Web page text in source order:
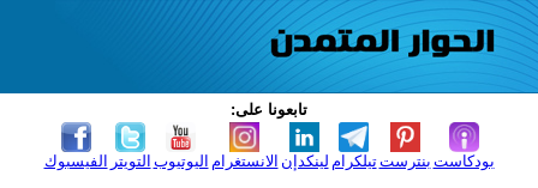
تابعونا على:
الفيسبوك التويتر اليوتيوب الانستغرام لينكدإن تيلكرامبنترست بودكاست